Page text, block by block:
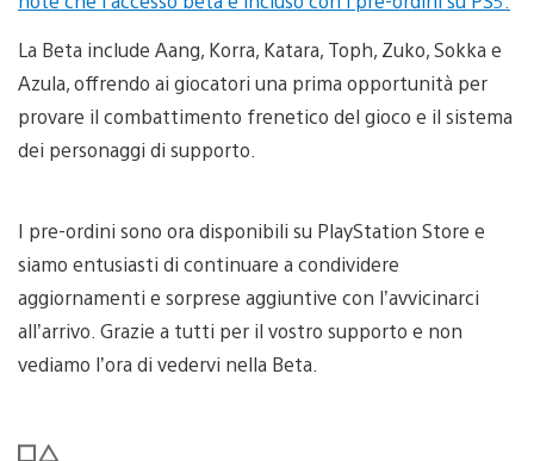
La Beta include Aang, Korra, Katara, Toph, Zuko, Sokka e
Azula, offrendo ai giocatori una prima opportunità per
provare il combattimento frenetico del gioco e il sistema
dei personaggi di supporto.
I pre-ordini sono ora disponibili su PlayStation Store e
siamo entusiasti di continuare a condividere
aggiornamenti e sorprese aggiuntive con l’avvicinarci
all’arrivo. Grazie a tutti per il vostro supporto e non
vediamo l’ora di vedervi nella Beta.